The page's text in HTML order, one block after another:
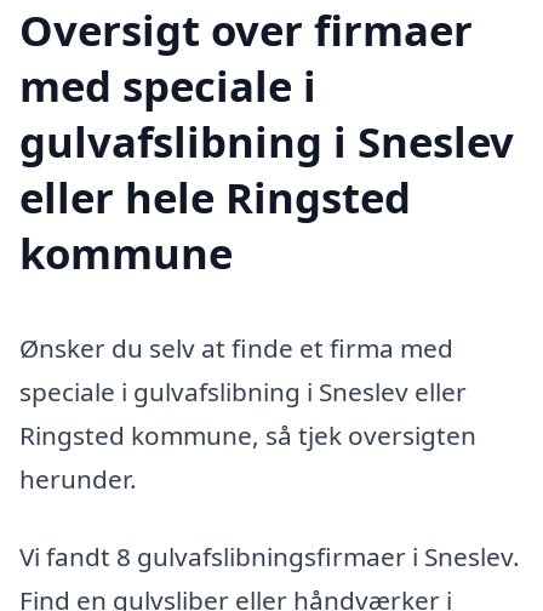
Oversigt over firmaer
med speciale i
gulvafslibning i Sneslev
eller hele Ringsted
kommune
Ønsker du selv at finde et firma med
speciale i gulvafslibning i Sneslev eller
Ringsted kommune, så tjek oversigten
herunder.
Vi fandt 8 gulvafslibningsfirmaer i Sneslev.
Find en gulvsliber eller håndværker i